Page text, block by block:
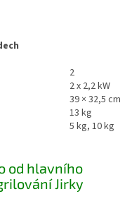
2
2 x 2,2 kW
39 × 32,5 cm
13 kg
5 kg, 10 kg
od hlavního
Jirky